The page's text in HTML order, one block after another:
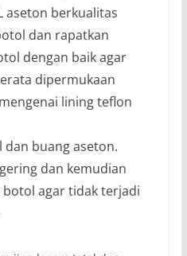
aseton berkualitas
dan rapatkan
dengan baik agar
dipermukaan
lining teflon
buang aseton.
dan kemudian
agar tidak terjadi